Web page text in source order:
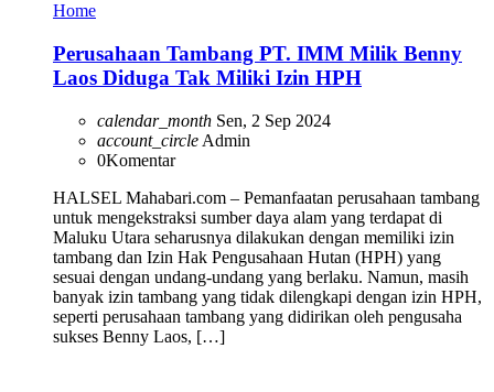
Home
Perusahaan Tambang PT. IMM Milik Benny
Laos Diduga Tak Miliki Izin HPH
calendar_month Sen, 2 Sep 2024
account_circle Admin
0Komentar
HALSEL Mahabari.com – Pemanfaatan perusahaan tambang
untuk mengekstraksi sumber daya alam yang terdapat di
Maluku Utara seharusnya dilakukan dengan memiliki izin
tambang dan Izin Hak Pengusahaan Hutan (HPH) yang
sesuai dengan undang-undang yang berlaku. Namun, masih
banyak izin tambang yang tidak dilengkapi dengan izin HPH,
seperti perusahaan tambang yang didirikan oleh pengusaha
sukses Benny Laos, […]